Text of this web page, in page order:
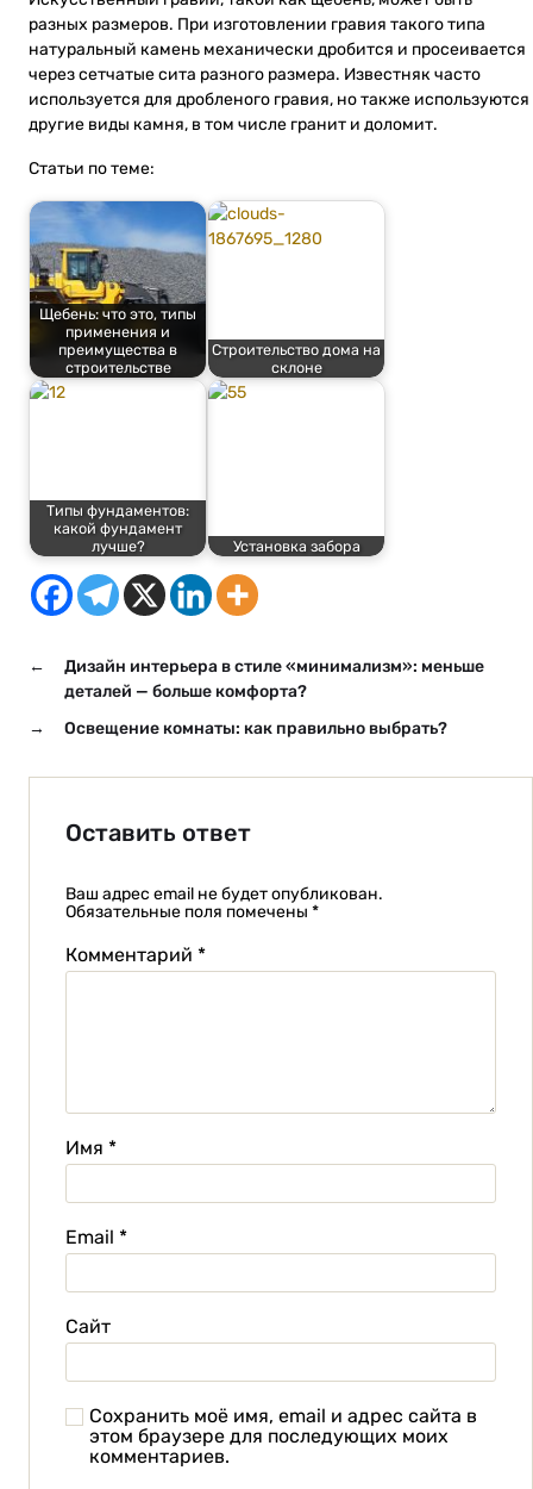
разных размеров. При изготовлении гравия такого типа
натуральный камень механически дробится и просеивается
через сетчатые сита разного размера. Известняк часто
используется для дробленого гравия, но также используются
другие виды камня, в том числе гранит и доломит.
Статьи по теме:
Щебень: что это, типы
применения и
преимущества в
строительстве
Строительство дома на
склоне
Типы фундаментов:
какой фундамент
лучше?
Установка забора
←
Дизайн интерьера в стиле «минимализм»: меньше
деталей — больше комфорта?
→
Освещение комнаты: как правильно выбрать?
Оставить ответ
Ваш адрес email не будет опубликован.
Обязательные поля помечены *
Комментарий *
Имя *
Email *
Сайт
Сохранить моё имя, email и адрес сайта в
этом браузере для последующих моих
комментариев.